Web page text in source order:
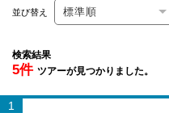
並び替え
検索結果
5件 ツアーが見つかりました。
1